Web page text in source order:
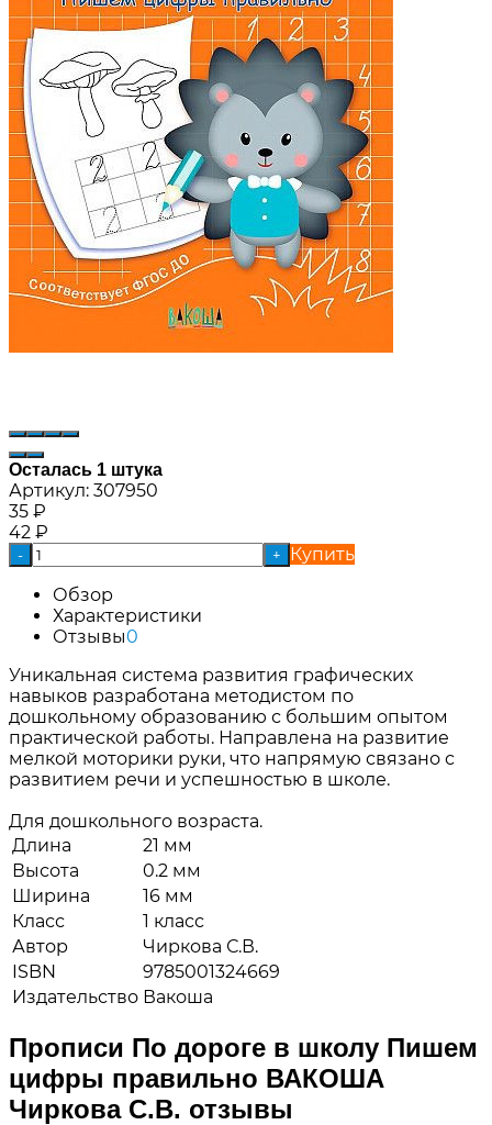
Осталась 1 штука
Артикул: 307950
35 ₽
42 ₽
- +
Купить
Обзор
Характеристики
Отзывы0
Уникальная система развития графических
навыков разработана методистом по
дошкольному образованию с большим опытом
практической работы. Направлена на развитие
мелкой моторики руки, что напрямую связано с
развитием речи и успешностью в школе.
Для дошкольного возраста.
Длина
21 мм
Высота
0.2 мм
Ширина
16 мм
Класс
1 класс
Автор
Чиркова С.В.
ISBN
9785001324669
Издательство Вакоша
Прописи По дороге в школу Пишем
цифры правильно ВАКОША
Чиркова С.В. отзывы